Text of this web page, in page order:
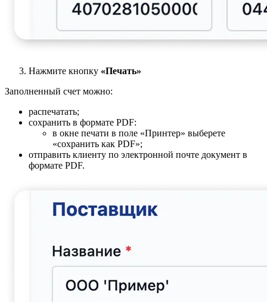
Нажмите кнопку «Печать»
Заполненный счет можно:
распечатать;
сохранить в формате PDF:
в окне печати в поле «Принтер» выберете
«сохранить как PDF»;
отправить клиенту по электронной почте документ в
формате PDF.